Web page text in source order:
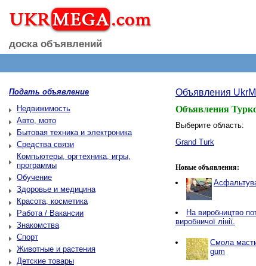
доска объявлений
Подать объявление
Недвижимость
Авто, мото
Бытовая техника и электроника
Средства связи
Компьютеры, оргтехника, игры,
программы
Обучение
Здоровье и медицина
Красота, косметика
Работа / Вакансии
Знакомства
Спорт
Животные и растения
Детские товары
Объявления
Объявления
Выберите область:
Grand Turk
Новые объявления:
Нa виробництво
виробничої лінії.
Смола
gum